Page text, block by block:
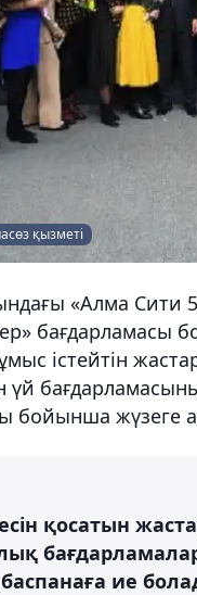
қызметі
«Алма Сити
бағдарламасы
істейтін
үй
бойынша жүзеге
қосатын
ие